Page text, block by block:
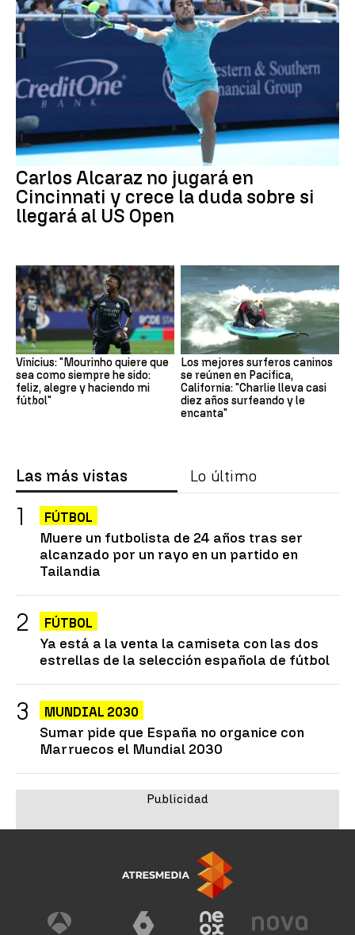
Carlos Alcaraz no jugará en
Cincinnati y crece la duda sobre si
llegará al US Open
Vinícius: "Mourinho quiere que
sea como siempre he sido:
feliz, alegre y haciendo mi
fútbol"
Los mejores surferos caninos
se reúnen en Pacifica,
California: "Charlie lleva casi
diez años surfeando y le
encanta"
Las más vistas Lo último
FÚTBOL
Muere un futbolista de 24 años tras ser
alcanzado por un rayo en un partido en
Tailandia
FÚTBOL
Ya está a la venta la camiseta con las dos
estrellas de la selección española de fútbol
MUNDIAL 2030
Sumar pide que España no organice con
Marruecos el Mundial 2030